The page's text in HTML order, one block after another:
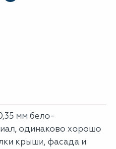
мм бело-
одинаково хорошо
крыши, фасада и